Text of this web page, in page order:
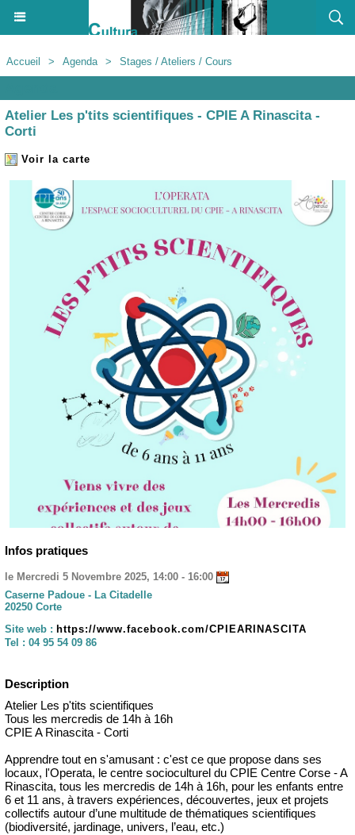
Accueil > Agenda > Stages / Ateliers / Cours
Atelier Les p'tits scientifiques - CPIE A Rinascita -
Corti
Voir la carte
Infos pratiques
le Mercredi 5 Novembre 2025, 14:00 - 16:00
Caserne Padoue - La Citadelle
20250 Corte
Site web : https://www.facebook.com/CPIEARINASCITA
Tel : 04 95 54 09 86
Description
Atelier Les p'tits scientifiques
Tous les mercredis de 14h à 16h
CPIE A Rinascita - Corti
Apprendre tout en s'amusant : c'est ce que propose dans ses
locaux, l'Operata, le centre socioculturel du CPIE Centre Corse - A
Rinascita, tous les mercredis de 14h à 16h, pour les enfants entre
6 et 11 ans, à travers expériences, découvertes, jeux et projets
collectifs autour d’une multitude de thématiques scientifiques
(biodiversité, jardinage, univers, l’eau, etc.)